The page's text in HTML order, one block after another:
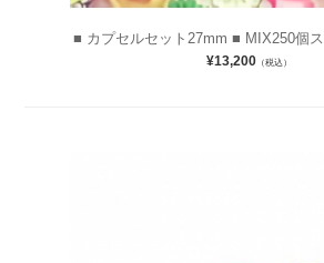
■ カプセルセット27mm ■ MIX250個
¥13,200（税込）